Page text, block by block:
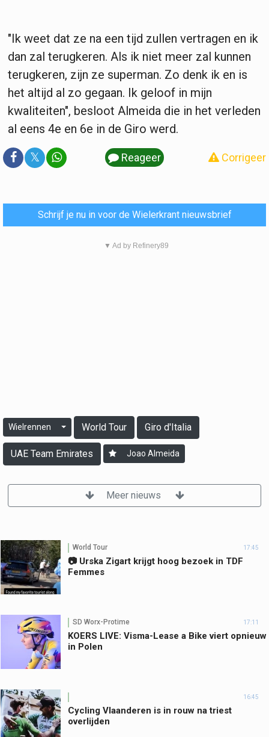
"Ik weet dat ze na een tijd zullen vertragen en ik
dan zal terugkeren. Als ik niet meer zal kunnen
terugkeren, zijn ze superman. Zo denk ik en is
het altijd al zo gegaan. Ik geloof in mijn
kwaliteiten", besloot Almeida die in het verleden
al eens 4e en 6e in de Giro werd.
𝕏 Reageer Corrigeer
Schrijf je nu in voor de Wielerkrant nieuwsbrief
▼ Ad by Refinery89
Wielrennen World Tour Giro d'Italia
UAE Team Emirates Joao Almeida
Meer nieuws
World Tour 17:45
📷 Urska Zigart krijgt hoog bezoek in TDF
Femmes
SD Worx-Protime 17:11
KOERS LIVE: Visma-Lease a Bike viert opnieuw
in Polen
16:45
Cycling Vlaanderen is in rouw na triest
overlijden